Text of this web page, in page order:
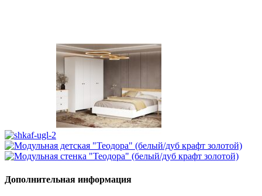
Дополнительная информация